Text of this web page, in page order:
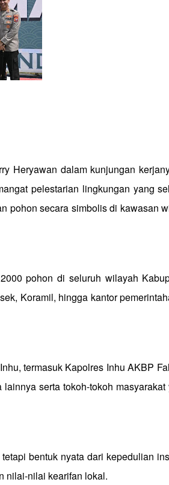
Heryawan dalam kunjungan
pelestarian lingkungan yang
pohon secara simbolis di kawasan
pohon di seluruh wilayah
Koramil, hingga kantor
termasuk Kapolres Inhu AKBP
serta tokoh-tokoh masyarakat
bentuk nyata dari kepedulian
nilai-nilai kearifan lokal.